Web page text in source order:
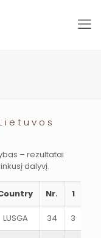
– rezultatai
dalyvį.
Nr. 1
LUSGA 34 3